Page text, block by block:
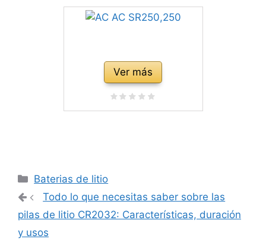
Ver más
Categorías
Baterias de litio
Navegación
de
entradas
Todo lo que necesitas saber sobre las
pilas de litio CR2032: Características, duración
y usos